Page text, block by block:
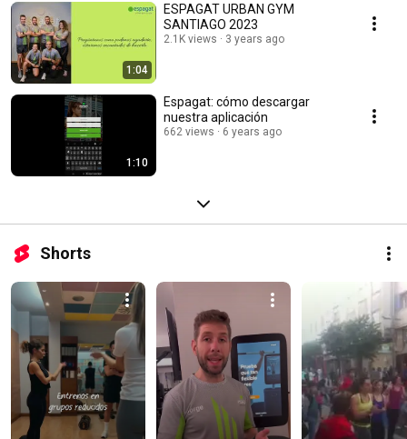
1:04
ESPAGAT URBAN GYM
SANTIAGO 2023
2.1K views 3 years ago
1:10
Espagat: cómo descargar
nuestra aplicación
662 views 6 years ago
Shorts